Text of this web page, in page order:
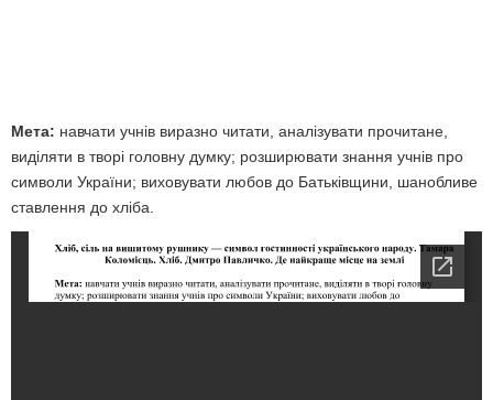
Мета: навчати учнів виразно читати, аналізувати прочитане,
виділяти в творі головну думку; розширювати знання учнів про
символи України; виховувати любов до Батьківщини, шанобливе
ставлення до хліба.